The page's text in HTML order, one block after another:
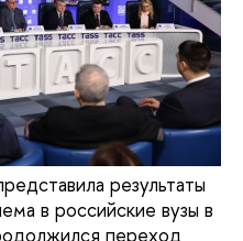
результаты
в российские вузы в
переход